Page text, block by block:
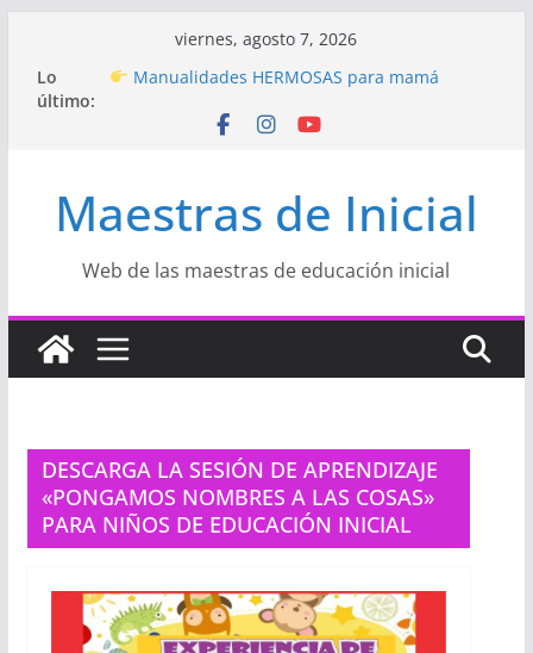
contenido
viernes, agosto 7, 2026
Lo
último:
Hermosos dibujos para MAMÁ: colorea con
amor en Inicial
Manualidades HERMOSAS para mamá
(fáciles y llenas de amor)
Proyecto
“Celebramos con Alegría la Semana
de la Educación Inicial»
Proyecto de Aprendizaje
Un regalo para
Mamá hecho con amor
Maestras de Inicial
Web de las maestras de educación inicial
DESCARGA LA SESIÓN DE APRENDIZAJE
«PONGAMOS NOMBRES A LAS COSAS»
PARA NIÑOS DE EDUCACIÓN INICIAL